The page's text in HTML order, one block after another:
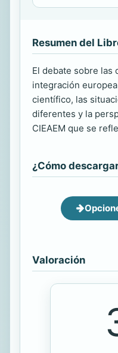
Resumen del
El debate sobre las
integración
científico, las
diferentes y la
CIEAEM que se
¿Cómo
Valoración